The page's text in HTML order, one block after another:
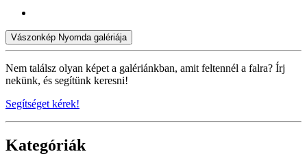
Vászonkép Nyomda galériája
Nem találsz olyan képet a galériánkban, amit feltennél a falra? Írj
nekünk, és segítünk keresni!
Segítséget kérek!
Kategóriák